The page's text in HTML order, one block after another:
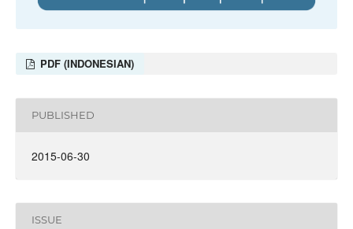
PDF (INDONESIAN)
PUBLISHED
2015-06-30
ISSUE